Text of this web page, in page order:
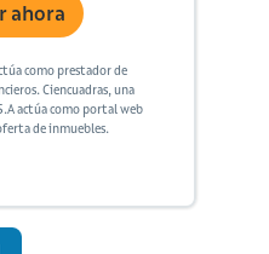
ahora
como prestador de
Ciencuadras, una
actúa como portal web
de inmuebles.